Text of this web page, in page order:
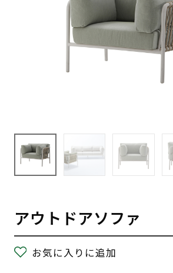
アウトドアソファ
お気に入りに追加